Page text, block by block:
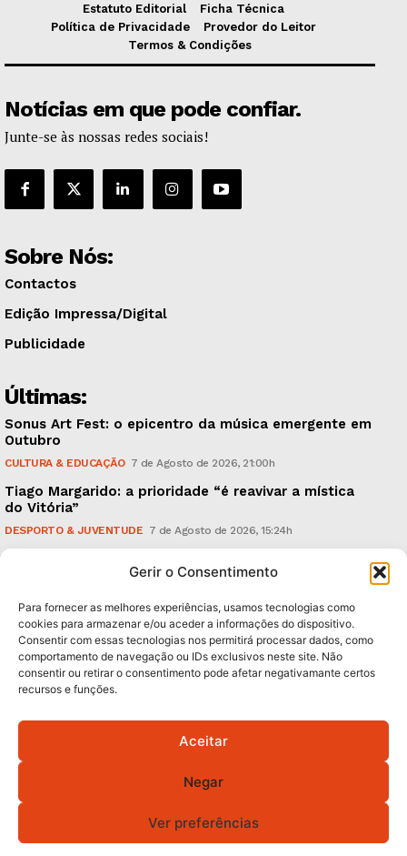
Gerir o Consentimento
Para fornecer as melhores experiências, usamos tecnologias como
cookies para armazenar e/ou aceder a informações do dispositivo.
Consentir com essas tecnologias nos permitirá processar dados, como
comportamento de navegação ou IDs exclusivos neste site. Não
consentir ou retirar o consentimento pode afetar negativamante certos
recursos e funções.
Aceitar
Negar
Ver preferências
Estatuto Editorial
Ficha Técnica
Política de Privacidade
Provedor do Leitor
Termos & Condições
Notícias em que pode confiar.
Junte-se às nossas redes sociais!
Sobre Nós:
Contactos
Edição Impressa/Digital
Publicidade
Últimas:
Sonus Art Fest: o epicentro da música emergente em
Outubro
CULTURA & EDUCAÇÃO 7 de Agosto de 2026, 21:00h
Tiago Margarido: a prioridade “é reavivar a mística
do Vitória”
DESPORTO & JUVENTUDE 7 de Agosto de 2026, 15:24h
caudais e antecipa situações de risco
Subscreva Newsletter:
QUERO ADERIR
Política de Privacidade